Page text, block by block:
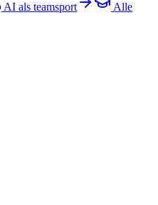
AI als teamsport
Alle